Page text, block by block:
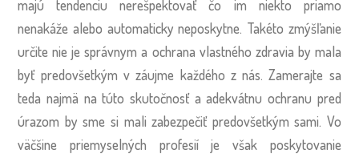
majú tendenciu nerešpektovať čo im niekto priamo
nenakáže alebo automaticky neposkytne. Takéto zmýšľanie
určite nie je správnym a ochrana vlastného zdravia by mala
byť predovšetkým v záujme každého z nás. Zamerajte sa
teda najmä na túto skutočnosť a adekvátnu ochranu pred
úrazom by sme si mali zabezpečiť predovšetkým sami. Vo
väčšine priemyselných profesií je však poskytovanie